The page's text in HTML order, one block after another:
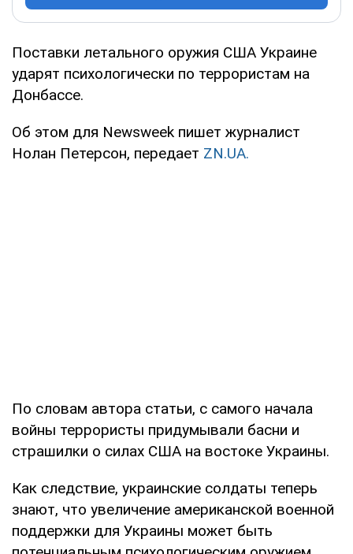
Поставки летального оружия США Украине
ударят психологически по террористам на
Донбассе.
Об этом для Newsweek пишет журналист
Нолан Петерсон, передает ZN.UA.
По словам автора статьи, с самого начала
войны террористы придумывали басни и
страшилки о силах США на востоке Украины.
Как следствие, украинские солдаты теперь
знают, что увеличение американской военной
поддержки для Украины может быть